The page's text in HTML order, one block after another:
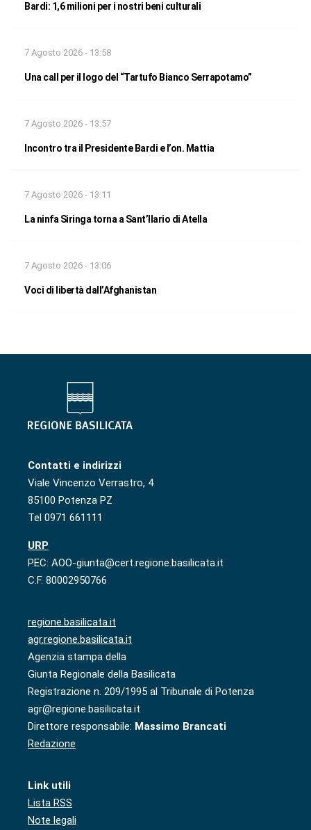
Bardi: 1,6 milioni per i nostri beni culturali
7 Agosto 2026 - 13:58
Una call per il logo del “Tartufo Bianco Serrapotamo”
7 Agosto 2026 - 13:57
Incontro tra il Presidente Bardi e l’on. Mattia
7 Agosto 2026 - 13:11
La ninfa Siringa torna a Sant’Ilario di Atella
7 Agosto 2026 - 13:06
Voci di libertà dall’Afghanistan
Contatti e indirizzi
Viale Vincenzo Verrastro, 4
85100 Potenza PZ
Tel 0971 661111
URP
PEC: AOO-giunta@cert.regione.basilicata.it
C.F. 80002950766
regione.basilicata.it
agr.regione.basilicata.it
Agenzia stampa della
Giunta Regionale della Basilicata
Registrazione n. 209/1995 al Tribunale di Potenza
agr@regione.basilicata.it
Direttore responsabile: Massimo Brancati
Redazione
Link utili
Lista RSS
Note legali